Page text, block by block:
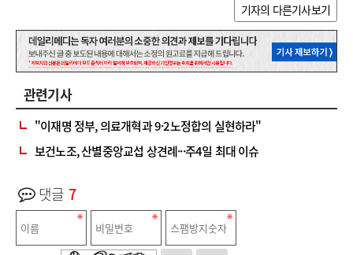
기자의 다른기사보기
관련기사
"이재명 정부, 의료개혁과 9·2노정합의 실현하라"
보건노조, 산별중앙교섭 상견례···주4일 최대 이슈
댓글 7